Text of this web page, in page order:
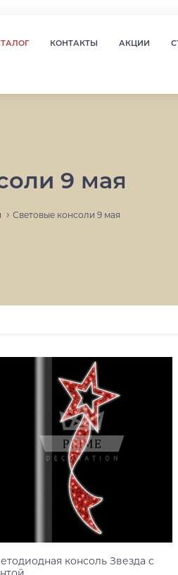
КОНТАКТЫ АКЦИИ
9 мая
Световые консоли 9 мая
консоль Звезда с